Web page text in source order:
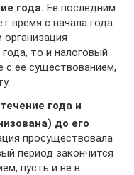
года. Ее последним
время с начала года
то и налоговый
с ее существованием,
года и
до его
просуществовала
период закончится
пусть и не в